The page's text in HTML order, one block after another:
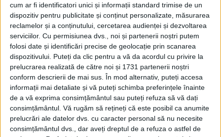
cum ar fi identificatori unici și informații standard trimise de un
dispozitiv pentru publicitate și conținut personalizate, măsurarea
reclamelor și a conținutului, cercetarea audienței și dezvoltarea
serviciilor. Cu permisiunea dvs., noi și partenerii noștri putem
folosi date și identificări precise de geolocație prin scanarea
dispozitivului. Puteți da clic pentru a vă da acordul cu privire la
prelucrarea realizată de către noi și 1731 partenerii noștri
conform descrierii de mai sus. În mod alternativ, puteți accesa
informații mai detaliate și vă puteți schimba preferințele înainte
de a vă exprima consimțământul sau puteți refuza să vă dați
consimțământul. Vă rugăm să rețineți că este posibil ca anumite
prelucrări ale datelor dvs. cu caracter personal să nu necesite
consimțământul dvs., dar aveți dreptul de a refuza o astfel de
Ajungând în propria casă, olarul a văzut că
se învrednicea de multe binefaceri.
Înțelegând că acest lucru se datorează